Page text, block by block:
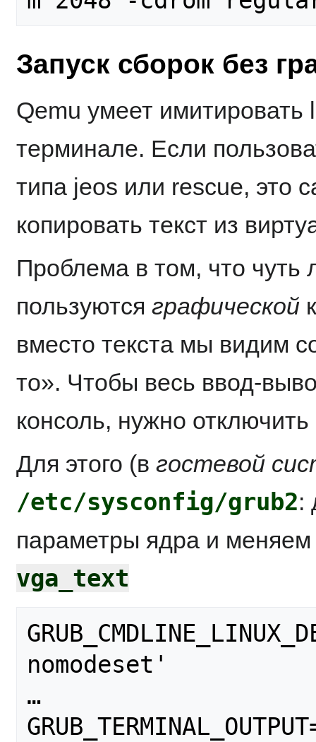
Запуск сборок без
Qemu умеет имитировать
терминале. Если
типа jeos или rescue, это
копировать текст из
Проблема в том, что чуть
пользуются графической
вместо текста мы видим
то». Чтобы весь ввод-
консоль, нужно
Для этого (в гостевой
/etc/sysconfig/grub2:
параметры ядра и
vga_text
nomodeset'
…